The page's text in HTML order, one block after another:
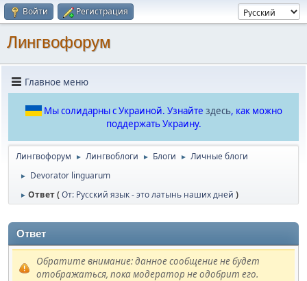
Войти Регистрация
Лингвофорум
Главное меню
Мы солидарны с Украиной. Узнайте здесь, как можно
поддержать Украину.
Лингвофорум ► Лингвоблоги ► Блоги ► Личные блоги
► Devorator linguarum
► Ответ (От: Русский язык - это латынь наших дней )
Ответ
Обратите внимание: данное сообщение не будет
отображаться, пока модератор не одобрит его.